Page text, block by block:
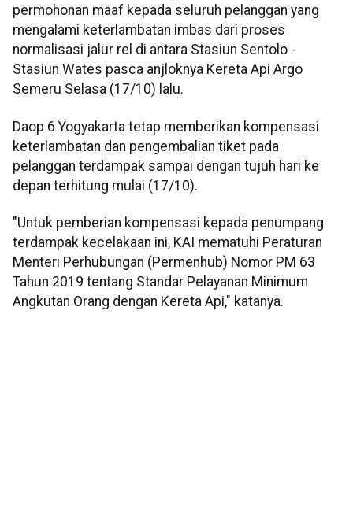
permohonan maaf kepada seluruh pelanggan yang
mengalami keterlambatan imbas dari proses
normalisasi jalur rel di antara Stasiun Sentolo -
Stasiun Wates pasca anjloknya Kereta Api Argo
Semeru Selasa (17/10) lalu.
Daop 6 Yogyakarta tetap memberikan kompensasi
keterlambatan dan pengembalian tiket pada
pelanggan terdampak sampai dengan tujuh hari ke
depan terhitung mulai (17/10).
"Untuk pemberian kompensasi kepada penumpang
terdampak kecelakaan ini, KAI mematuhi Peraturan
Menteri Perhubungan (Permenhub) Nomor PM 63
Tahun 2019 tentang Standar Pelayanan Minimum
Angkutan Orang dengan Kereta Api," katanya.